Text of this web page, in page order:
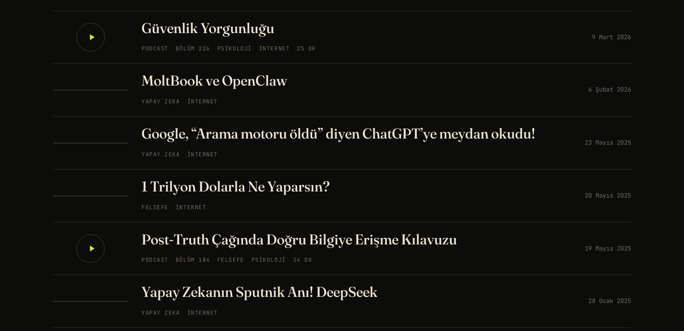
Güvenlik Yorgunluğu
PODCAST BÖLÜM 226 PSIKOLOJI İNTERNET 25 DK
9 Mart 2026
MoltBook ve OpenClaw
YAPAY ZEKA İNTERNET
6 Şubat 2026
Google, “Arama motoru öldü” diyen ChatGPT’ye meydan okudu!
YAPAY ZEKA İNTERNET
23 Mayıs 2025
1 Trilyon Dolarla Ne Yaparsın?
FELSEFE İNTERNET
20 Mayıs 2025
Post-Truth Çağında Doğru Bilgiye Erişme Kılavuzu
PODCAST BÖLÜM 184 FELSEFE PSIKOLOJI 24 DK
19 Mayıs 2025
Yapay Zekanın Sputnik Anı! DeepSeek
YAPAY ZEKA İNTERNET
28 Ocak 2025